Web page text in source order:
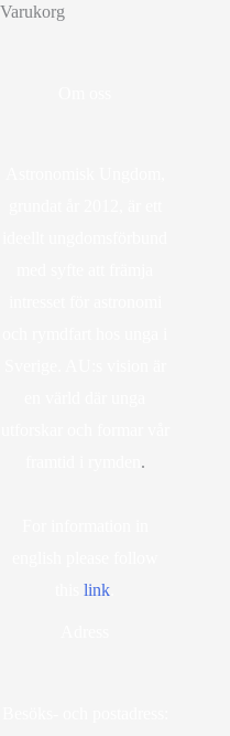
Varukorg
.
link